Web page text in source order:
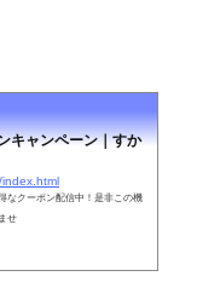
キャンペーン｜すか
なクーポン配信中！是非この機
せ